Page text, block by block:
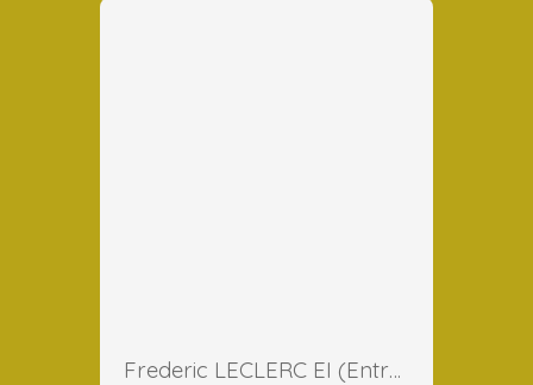
Frederic LECLERC EI (Entreprise Individuelle)